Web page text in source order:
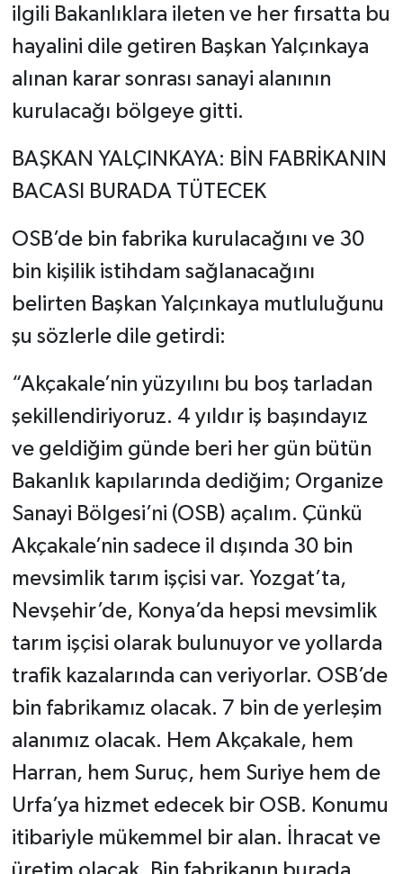
ilgili Bakanlıklara ileten ve her fırsatta bu
hayalini dile getiren Başkan Yalçınkaya
alınan karar sonrası sanayi alanının
kurulacağı bölgeye gitti.
BAŞKAN YALÇINKAYA: BİN FABRİKANIN
BACASI BURADA TÜTECEK
OSB’de bin fabrika kurulacağını ve 30
bin kişilik istihdam sağlanacağını
belirten Başkan Yalçınkaya mutluluğunu
şu sözlerle dile getirdi:
“Akçakale’nin yüzyılını bu boş tarladan
şekillendiriyoruz. 4 yıldır iş başındayız
ve geldiğim günde beri her gün bütün
Bakanlık kapılarında dediğim; Organize
Sanayi Bölgesi’ni (OSB) açalım. Çünkü
Akçakale’nin sadece il dışında 30 bin
mevsimlik tarım işçisi var. Yozgat’ta,
Nevşehir’de, Konya’da hepsi mevsimlik
tarım işçisi olarak bulunuyor ve yollarda
trafik kazalarında can veriyorlar. OSB’de
bin fabrikamız olacak. 7 bin de yerleşim
alanımız olacak. Hem Akçakale, hem
Harran, hem Suruç, hem Suriye hem de
Urfa’ya hizmet edecek bir OSB. Konumu
itibariyle mükemmel bir alan. İhracat ve